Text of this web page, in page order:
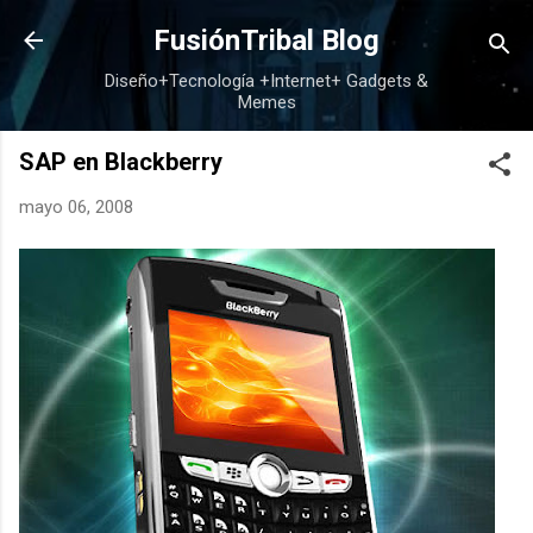
Ir al contenido principal
FusiónTribal Blog
Diseño+Tecnología +Internet+ Gadgets &
Memes
SAP en Blackberry
mayo 06, 2008